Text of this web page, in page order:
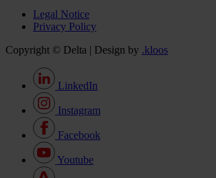
Legal Notice
Privacy Policy
Copyright © Delta | Design by .kloos
LinkedIn
Instagram
Facebook
Youtube